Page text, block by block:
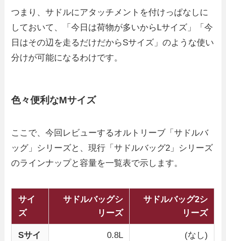
つまり、サドルにアタッチメントを付けっぱなしに
しておいて、「今日は荷物が多いからLサイズ」「今
日はその辺を走るだけだからSサイズ」のような使い
分けが可能になるわけです。
色々便利なMサイズ
ここで、今回レビューするオルトリーブ「サドルバ
ッグ」シリーズと、現行「サドルバッグ2」シリーズ
のラインナップと容量を一覧表で示します。
サイ
ズ
サドルバッグシ
リーズ
サドルバッグ2シ
リーズ
Sサイ
0.8L (なし)